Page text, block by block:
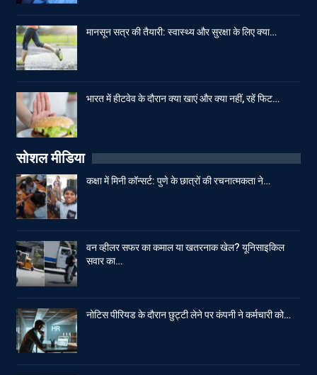
मानसून सत्र की तैयारी: स्वास्थ्य और सुरक्षा के लिए क्या…
भारत में हीटवेव के दौरान क्या खाएं और क्या नहीं, रहें फिट…
सोशल मीडिया
कक्षा में मिनी कॉन्सर्ट: पुणे के छात्रों की रचनात्मकता ने…
वन व्हीलर सफर का कमाल या खतरनाक खेल? यूनिसाइकिल
सवार का…
नोटिस पीरियड के दौरान छुट्टी लेने पर कंपनी ने कर्मचारी को…